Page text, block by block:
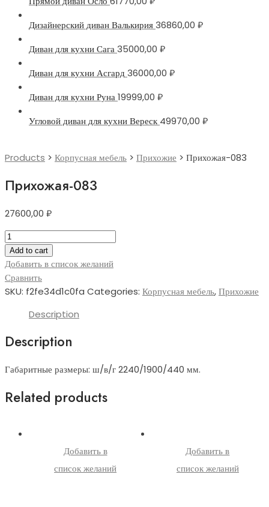
Дизайнерский диван Валькирия36860,00 ₽
Диван для кухни Сага35000,00 ₽
Диван для кухни Асгард36000,00 ₽
Диван для кухни Руна19999,00 ₽
Угловой диван для кухни Вереск 49970,00 ₽
Products > Корпусная мебель > Прихожие > Прихожая-083
Прихожая-083
27600,00 ₽
Прихожая-083
quantity
Add to cart
Добавить в список желаний
Сравнить
SKU: f2fe34d1c0fa Categories: Корпусная мебель,Прихожие
Description
Description
Габаритные размеры: ш/в/г 2240/1900/440 мм.
Related products
Добавить в
список желаний
Добавить в
список желаний